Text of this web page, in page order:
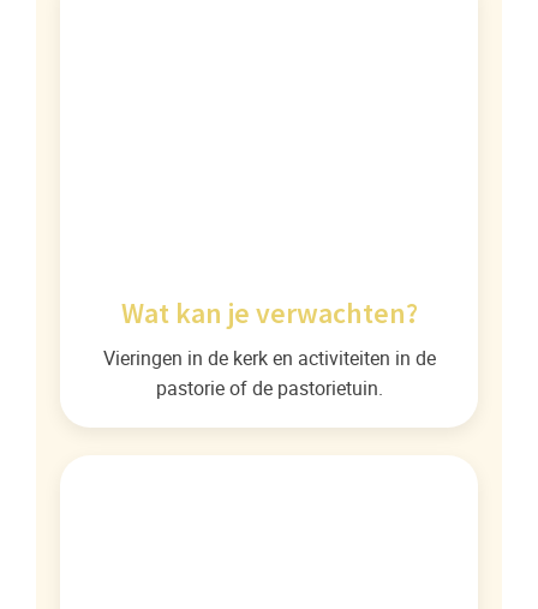
Wat kan je verwachten?
Vieringen in de kerk en activiteiten in de
pastorie of de pastorietuin.